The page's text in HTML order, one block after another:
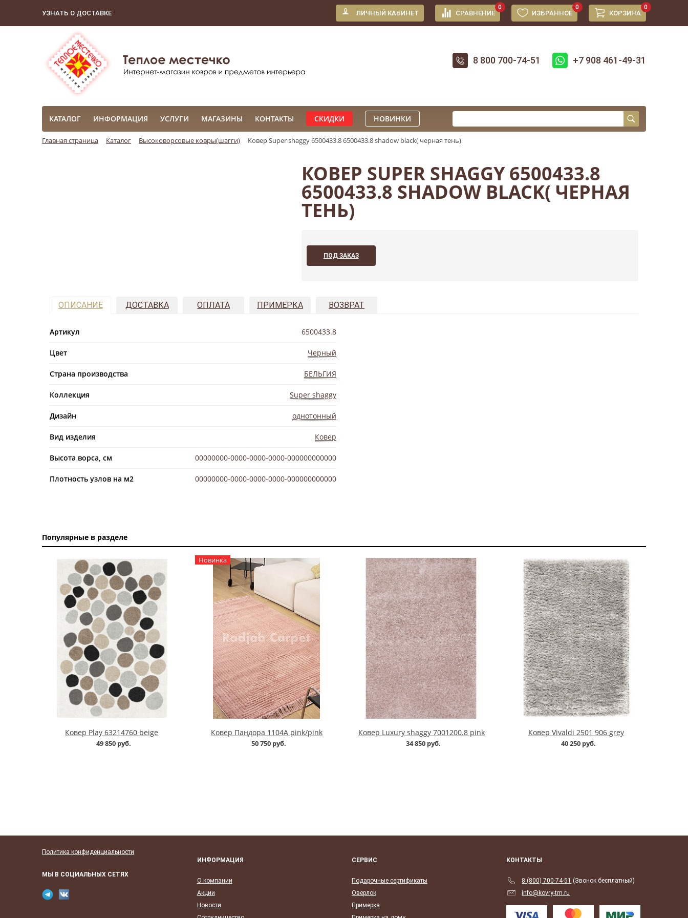
УЗНАТЬ О ДОСТАВКЕ ЛИЧНЫЙ КАБИНЕТ СРАВНЕНИЕ
0
ИЗБРАННОЕ
0
КОРЗИНА
0
8 800 700-74-51 +7 908 461-49-31
КАТАЛОГ ИНФОРМАЦИЯ УСЛУГИ МАГАЗИНЫ КОНТАКТЫ СКИДКИ НОВИНКИ
Главная страница Каталог Высоковорсовые ковры(шагги) Ковер Super shaggy 6500433.8 6500433.8 shadow black( черная тень)
КОВЕР SUPER SHAGGY 6500433.8
6500433.8 SHADOW BLACK( ЧЕРНАЯ
ТЕНЬ)
ПОД ЗАКАЗ
ОПИСАНИЕ ДОСТАВКА ОПЛАТА ПРИМЕРКА ВОЗВРАТ
Артикул 6500433.8
Цвет Черный
Страна производства БЕЛЬГИЯ
Коллекция Super shaggy
Дизайн однотонный
Вид изделия Ковер
Высота ворса, см 00000000-0000-0000-0000-000000000000
Плотность узлов на м2 00000000-0000-0000-0000-000000000000
Популярные в разделе
Ковер Play 63214760 beige
49 850 руб.
Новинка
Ковер Пандора 1104A pink/pink
50 750 руб.
Ковер Luxury shaggy 7001200.8 pink
34 850 руб.
Ковер Vivaldi 2501 906 grey
40 250 руб.
Политика конфиденциальности
МЫ В СОЦИАЛЬНЫХ СЕТЯХ
ИНФОРМАЦИЯ
О компании
Акции
Новости
СЕРВИС
Подарочные сертификаты
Оверлок
Примерка
КОНТАКТЫ
8 (800) 700-74-51 (Звонок бесплатный)
info@kovry-tm.ru